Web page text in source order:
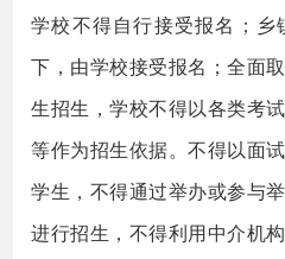
学校不得自行接受报名；
下，由学校接受报名；全面
生招生，学校不得以各类考
等作为招生依据。不得以面
学生，不得通过举办或参与
进行招生，不得利用中介机